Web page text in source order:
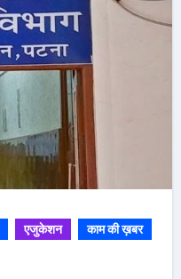
एजुकेशन
काम की ख़बर